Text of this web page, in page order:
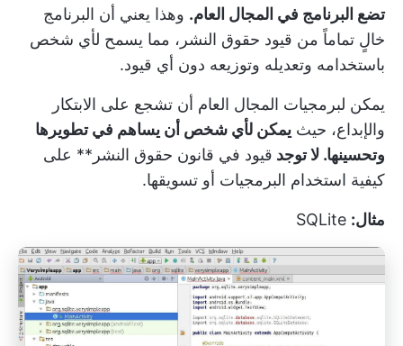
تضع البرنامج في المجال العام. وهذا يعني أن البرنامج
خالٍ تماماً من قيود حقوق النشر، مما يسمح لأي شخص
باستخدامه وتعديله وتوزيعه دون أي قيود.
يمكن لبرمجيات المجال العام أن تشجع على الابتكار
والإبداع، حيث يمكن لأي شخص أن يساهم في تطويرها
وتحسينها. لا توجد قيود في قانون حقوق النشر** على
كيفية استخدام البرمجيات أو تسويقها.
مثال: